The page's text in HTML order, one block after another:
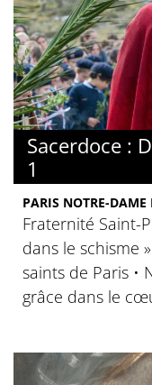
Sacerdoce :
1
PARIS NOTRE-
Fraternité Saint-
dans le schisme
saints de Paris •
grâce dans le